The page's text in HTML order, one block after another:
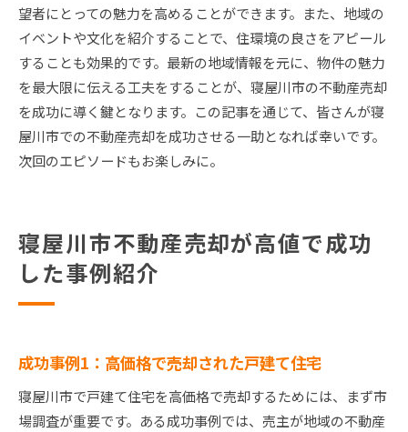
望者にとっての魅力を高めることができます。また、地域の
イベントや文化を紹介することで、住環境の良さをアピール
することも効果的です。最新の地域情報を元に、物件の魅力
を最大限に伝える工夫をすることが、寝屋川市の不動産売却
を成功に導く鍵となります。この記事を通じて、皆さんが寝
屋川市での不動産売却を成功させる一助となれば幸いです。
次回のエピソードもお楽しみに。
寝屋川市不動産売却が高値で成功
した事例紹介
成功事例1：高価格で売却された戸建て住宅
寝屋川市で戸建て住宅を高価格で売却するためには、まず市
場調査が重要です。ある成功事例では、売主が地域の不動産